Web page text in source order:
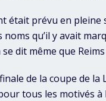
était prévu en
qu’il y avait
se dit même que
de la coupe de
tous les motivés à